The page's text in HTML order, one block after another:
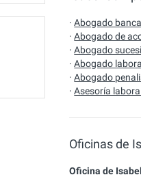
·Abogado
·Abogado de
·Abogado
·Abogado
·Abogado
·Asesoría
Oficinas de
Oficina de